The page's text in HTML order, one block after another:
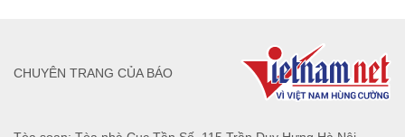
CHUYÊN TRANG CỦA BÁO